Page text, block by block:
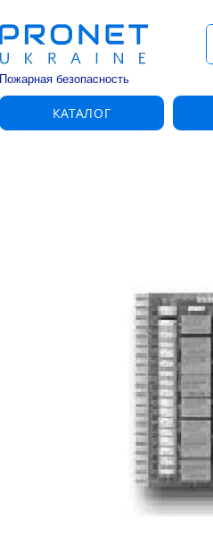
Пожарная безопасность
КАТАЛОГ